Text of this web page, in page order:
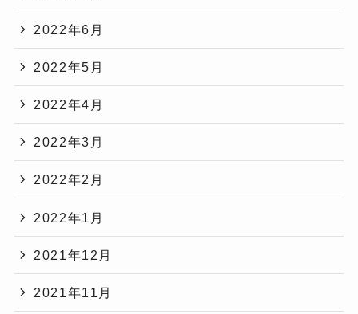
2022年6月
2022年5月
2022年4月
2022年3月
2022年2月
2022年1月
2021年12月
2021年11月